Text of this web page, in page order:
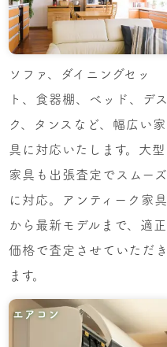
ソファ、ダイニングセッ
ト、食器棚、ベッド、デス
ク、タンスなど、幅広い家
具に対応いたします。大型
家具も出張査定でスムーズ
に対応。アンティーク家具
から最新モデルまで、適正
価格で査定させていただき
ます。
エアコン